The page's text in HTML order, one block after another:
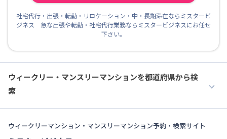
社宅代行・出張・転勤・リロケーション・中・長期滞在ならミスタービ
ジネス 急な出張や転勤・社宅代行業務ならミスタービジネスにお任せ
下さい。
ウィークリー・マンスリーマンションを都道府県から検
索
ウィークリーマンション・マンスリーマンション予約・検索サイト